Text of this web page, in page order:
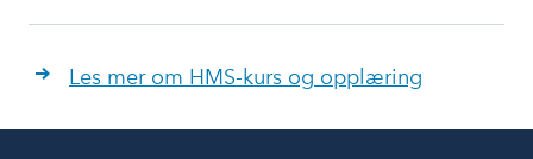
Les mer om HMS-kurs og opplæring